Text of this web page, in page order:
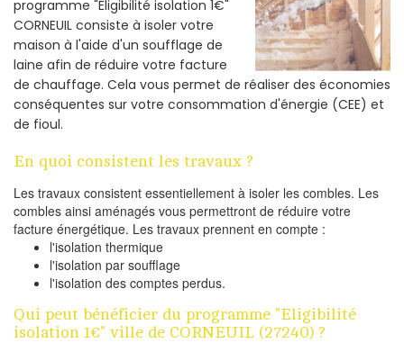
programme "Éligibilité isolation 1€"
CORNEUIL consiste à isoler votre
maison à l'aide d'un soufflage de
laine afin de réduire votre facture
de chauffage. Cela vous permet de réaliser des économies
conséquentes sur votre consommation d'énergie (CEE) et
de fioul.
En quoi consistent les travaux ?
Les travaux consistent essentiellement à isoler les combles. Les
combles ainsi aménagés vous permettront de réduire votre
facture énergétique. Les travaux prennent en compte :
l'isolation thermique
l'isolation par soufflage
l'isolation des comptes perdus.
Qui peut bénéficier du programme "Eligibilité
isolation 1€" ville de CORNEUIL (27240) ?